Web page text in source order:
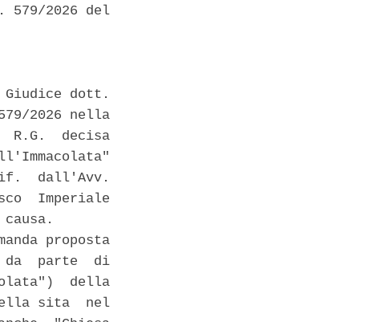
579/2026 del
dott.
2026 nella
R.G.  decisa
dall'Avv.
Imperiale
proposta
da  parte  di
della
sita  nel